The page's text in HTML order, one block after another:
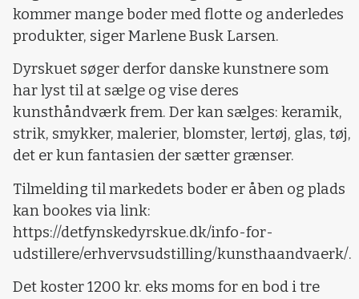
kommer mange boder med flotte og anderledes
produkter, siger Marlene Busk Larsen.
Dyrskuet søger derfor danske kunstnere som
har lyst til at sælge og vise deres
kunsthåndværk frem. Der kan sælges: keramik,
strik, smykker, malerier, blomster, lertøj, glas, tøj,
det er kun fantasien der sætter grænser.
Tilmelding til markedets boder er åben og plads
kan bookes via link:
https://detfynskedyrskue.dk/info-for-
udstillere/erhvervsudstilling/kunsthaandvaerk/.
Det koster 1200 kr. eks moms for en bod i tre